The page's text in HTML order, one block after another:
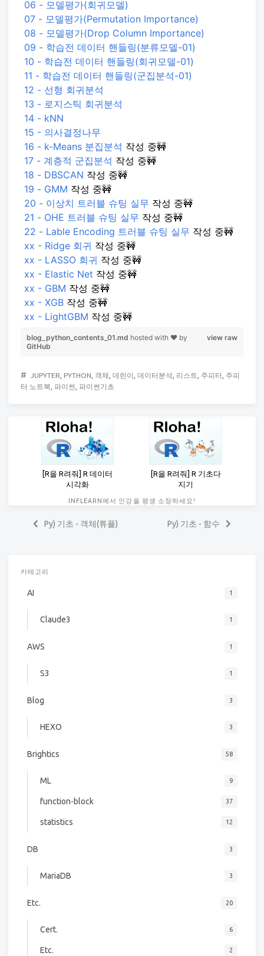
06 - 모델평가(회귀모델)
07 - 모델평가(Permutation Importance)
08 - 모델평가(Drop Column Importance)
09 - 학습전 데이터 핸들링(분류모델-01)
10 - 학습전 데이터 핸들링(회귀모델-01)
11 - 학습전 데이터 핸들링(군집분석-01)
12 - 선형 회귀분석
13 - 로지스틱 회귀분석
14 - kNN
15 - 의사결정나무
16 - k-Means 분집분석 작성 중🚧
17 - 계층적 군집분석 작성 중🚧
18 - DBSCAN 작성 중🚧
19 - GMM 작성 중🚧
20 - 이상치 트러블 슈팅 실무 작성 중🚧
21 - OHE 트러블 슈팅 실무 작성 중🚧
22 - Lable Encoding 트러블 슈팅 실무 작성 중🚧
xx - Ridge 회귀 작성 중🚧
xx - LASSO 회귀 작성 중🚧
xx - Elastic Net 작성 중🚧
xx - GBM 작성 중🚧
xx - XGB 작성 중🚧
xx - LightGBM 작성 중🚧
view raw
blog_python_contents_01.md hosted with ❤ by
GitHub
# JUPYTER PYTHON 객체 데린이 데이터분석 리스트 주피터
주피
터 노트북
파이썬 파이썬기초
[R을 R려줘] R 데이터
시각화
[R을 R려줘] R 기초다
지기
INFLEARN에서 인강을 평생 소장하세요!
Py) 기초 - 객체(튜플) Py) 기초 - 함수
카테고리
AI 1
Claude3 1
AWS 1
S3 1
Blog 3
HEXO 3
Brightics 58
ML 9
function-block 37
statistics 12
DB 3
MariaDB 3
Etc. 20
Cert. 6
Etc. 2